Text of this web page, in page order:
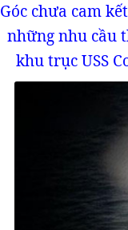
Góc chưa cam
những nhu cầu
khu trục USS